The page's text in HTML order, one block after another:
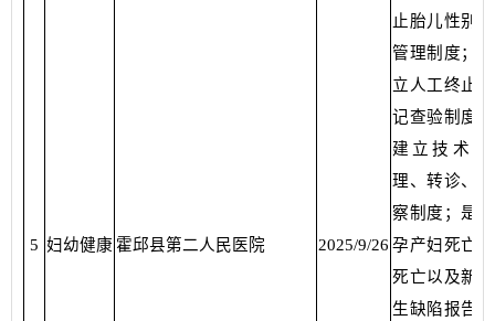
5 妇幼健康 霍邱县第二人民医院 2025/9/26
止胎儿性别
管理制度；
立人工终止
记查验制度
建立技术档
理、转诊、
察制度；是
孕产妇死亡
死亡以及新
生缺陷报告